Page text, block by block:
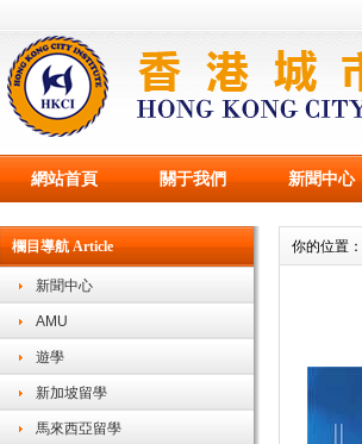
網站首頁 關于我們 新聞中心
欄目導航 Article
新聞中心
AMU
遊學
新加坡留學
馬來西亞留學
你的位置：